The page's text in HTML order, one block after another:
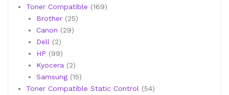
productos
Toner Compatible 169169
Brother 2525
Canon 2929
Dell 22
productos
HP 9999
productos
Kyocera 22
productos
Samsung 1515
productos
Toner Compatible Static Control 5454